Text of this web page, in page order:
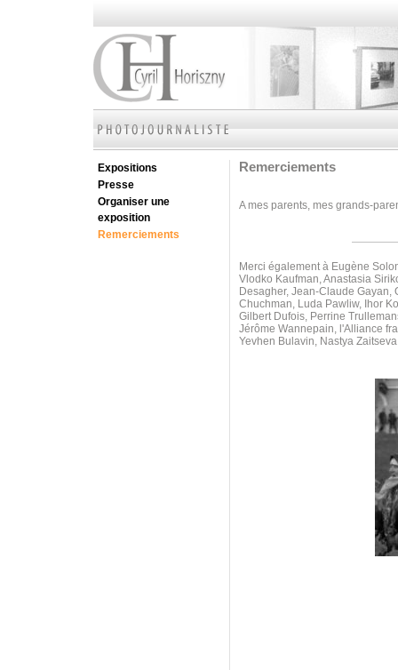
Expositions
Presse
Organiser une
exposition
Remerciements
Remerciements
A mes parents, mes grands-
Merci également à Eugène
Vlodko Kaufman, Anastasia
Desagher, Jean-Claude Gayan,
Chuchman, Luda Pawliw, Ihor
Gilbert Dufois, Perrine
Jérôme Wannepain, l'Alliance
Yevhen Bulavin, Nastya